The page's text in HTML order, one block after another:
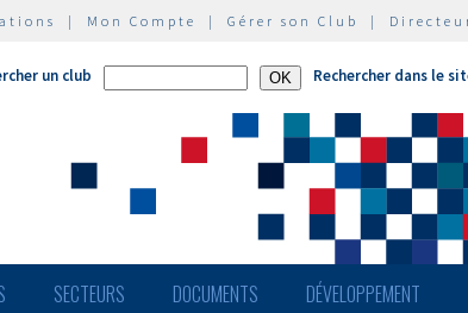
| Mon Compte | Gérer son Club |
un club Rechercher dans le
SECTEURS DOCUMENTS DÉVELOPPEMENT